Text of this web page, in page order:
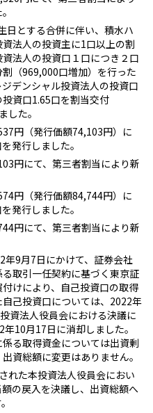
日とする合併に伴い、積水ハ
法人の投資主に1口以上の割
法人の投資口１口につき２口
（969,000口増加）を行った
デンシャル投資法人の投資口
資口1.65口を割当交付
した。
円（発行価額74,103円）に
発行しました。
円にて、第三者割当により新
円（発行価額84,744円）に
発行しました。
円にて、第三者割当により新
9月7日にかけて、証券会社
取引一任契約に基づく東京証
けにより、自己投資口の取得
己投資口については、2022年
資法人役員会における決議に
10月17日に消却しました。
る取得資金については出資剰
資総額に変更はありません。
れた本投資法人役員会におい
の戻入を決議し、出資総額へ